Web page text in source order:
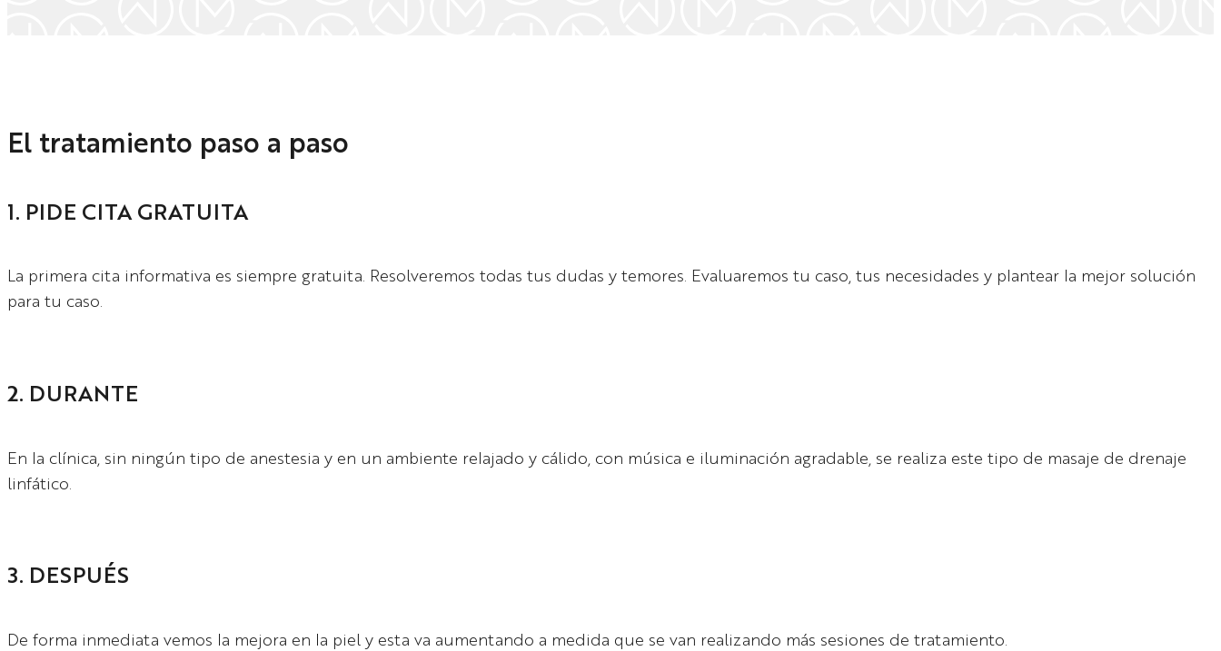
El tratamiento paso a paso
1. PIDE CITA GRATUITA
La primera cita informativa es siempre gratuita. Resolveremos todas tus dudas y temores. Evaluaremos tu caso, tus necesidades y plantear la mejor solución
para tu caso.
2. DURANTE
En la clínica, sin ningún tipo de anestesia y en un ambiente relajado y cálido, con música e iluminación agradable, se realiza este tipo de masaje de drenaje
linfático.
3. DESPUÉS
De forma inmediata vemos la mejora en la piel y esta va aumentando a medida que se van realizando más sesiones de tratamiento.